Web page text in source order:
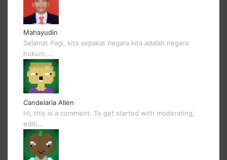
Mahayudin
Selamat Pagi, kita sepakat negara kita adalah negara
hukum,...
Candelaria Allen
Hi, this is a comment. To get started with moderating,
editi...